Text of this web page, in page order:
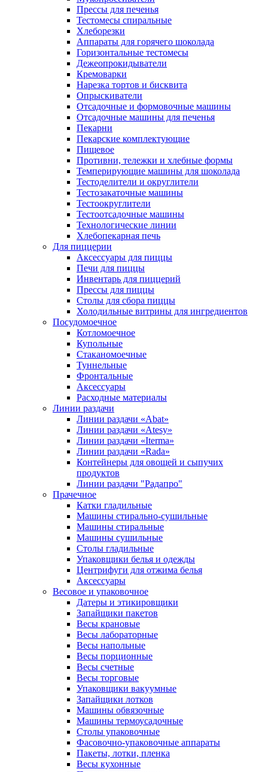
Прессы для печенья
Тестомесы спиральные
Хлеборезки
Аппараты для горячего шоколада
Горизонтальные тестомесы
Дежеопрокидыватели
Кремоварки
Нарезка тортов и бисквита
Опрыскиватели
Отсадочные и формовочные машины
Отсадочные машины для печенья
Пекарни
Пекарские комплектующие
Пищевое
Противни, тележки и хлебные формы
Темперирующие машины для шоколада
Тестоделители и округлители
Тестозакаточные машины
Тестоокруглители
Тестоотсадочные машины
Технологические линии
Хлебопекарная печь
Для пиццерии
Аксессуары для пиццы
Печи для пиццы
Инвентарь для пиццерий
Прессы для пиццы
Столы для сбора пиццы
Холодильные витрины для ингредиентов
Посудомоечное
Котломоечное
Купольные
Стаканомоечные
Туннельные
Фронтальные
Аксессуары
Расходные материалы
Линии раздачи
Линии раздачи «Abat»
Линии раздачи «Atesy»
Линии раздачи «Iterma»
Линии раздачи «Rada»
Контейнеры для овощей и сыпучих
продуктов
Линии раздачи "Радапро"
Прачечное
Катки гладильные
Машины стирально-сушильные
Машины стиральные
Машины сушильные
Столы гладильные
Упаковщики белья и одежды
Центрифуги для отжима белья
Аксессуары
Весовое и упаковочное
Датеры и этикировщики
Запайщики пакетов
Весы крановые
Весы лабораторные
Весы напольные
Весы порционные
Весы счетные
Весы торговые
Упаковщики вакуумные
Запайщики лотков
Машины обвязочные
Машины термоусадочные
Столы упаковочные
Фасовочно-упаковочные аппараты
Пакеты, лотки, пленка
Весы кухонные